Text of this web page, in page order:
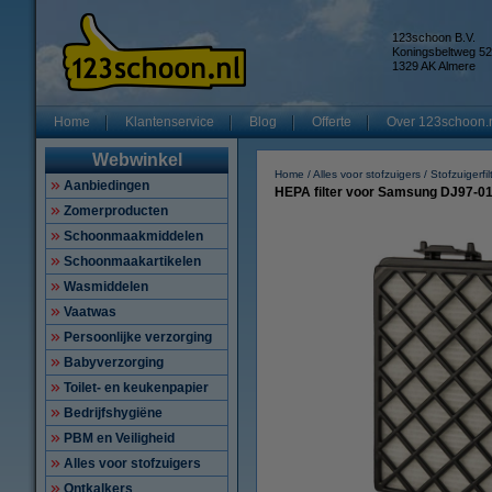
123schoon B.V.
Koningsbeltweg 52
1329 AK Almere
Home Klantenservice Blog Offerte Over
Webwinkel
Aanbiedingen
Zomerproducten
Schoonmaakmiddelen
Schoonmaakartikelen
Wasmiddelen
Vaatwas
Persoonlijke verzorging
Babyverzorging
Toilet- en keukenpapier
Bedrijfshygiëne
PBM en Veiligheid
Alles voor stofzuigers
Ontkalkers
Home Alles voor stofzuigers
HEPA filter voor Samsung DJ97-